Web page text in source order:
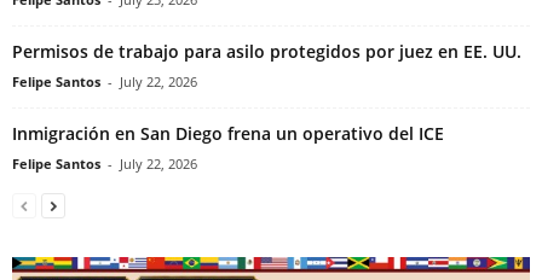
Permisos de trabajo para asilo protegidos por juez en EE. UU.
Felipe Santos - July 22, 2026
Inmigración en San Diego frena un operativo del ICE
Felipe Santos - July 22, 2026